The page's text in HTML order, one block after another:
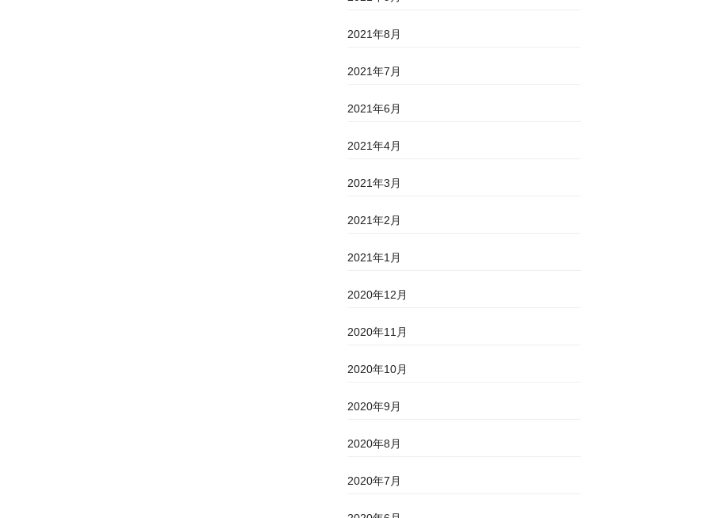
2021年8月
2021年7月
2021年6月
2021年4月
2021年3月
2021年2月
2021年1月
2020年12月
2020年11月
2020年10月
2020年9月
2020年8月
2020年7月